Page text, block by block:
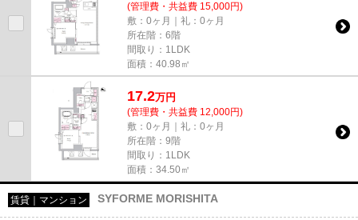
(管理費・共益費 15,000円)
敷：0ヶ月｜礼：0ヶ月
所在階：6階
間取り：1LDK
面積：40.98㎡
17.2万円
(管理費・共益費 12,000円)
敷：0ヶ月｜礼：0ヶ月
所在階：9階
間取り：1LDK
面積：34.50㎡
賃貸｜マンション SYFORME MORISHITA